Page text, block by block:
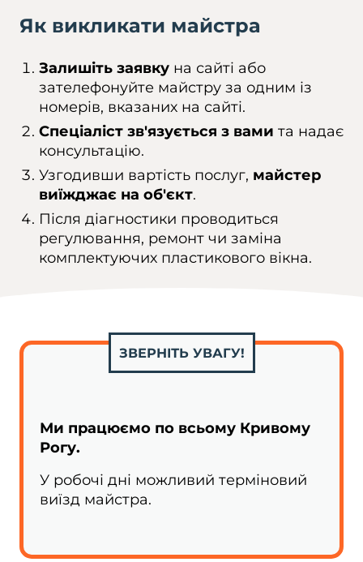
Як викликати майстра
Залишіть заявку на сайті або
зателефонуйте майстру за одним із
номерів, вказаних на сайті.
Спеціаліст зв'язується з вами та надає
консультацію.
Узгодивши вартість послуг, майстер
виїжджає на об'єкт.
Після діагностики проводиться
регулювання, ремонт чи заміна
комплектуючих пластикового вікна.
ЗВЕРНІТЬ УВАГУ!
Ми працюємо по всьому Кривому
Рогу.
У робочі дні можливий терміновий
виїзд майстра.